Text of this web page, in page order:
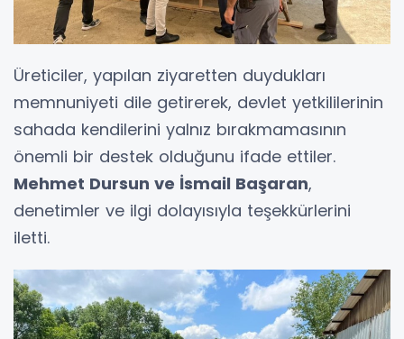
Üreticiler, yapılan ziyaretten duydukları
memnuniyeti dile getirerek, devlet yetkililerinin
sahada kendilerini yalnız bırakmamasının
önemli bir destek olduğunu ifade ettiler.
Mehmet Dursun ve İsmail Başaran,
denetimler ve ilgi dolayısıyla teşekkürlerini
iletti.